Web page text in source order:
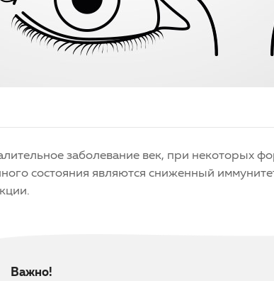
заболевание век, при некоторых
состояния являются сниженный
Важно!